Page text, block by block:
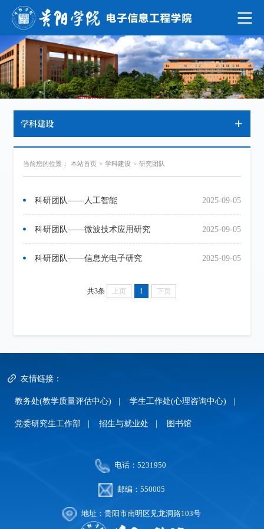
学科建设
当前您的位置： 本站首页 > 学科建设 > 研究团队
2025-09-05
科研团队——人工智能
2025-09-05
科研团队——微波技术应用研究
2025-09-05
科研团队——信息光电子研究
共3条 上页 1 下页
友情链接：
教务处(教学质量评估中心) | 学生工作处(心理咨询中心) |
党委研究生工作部 | 招生与就业处 | 图书馆
电话：5231950
邮编：550005
地址：贵阳市南明区见龙洞路103号